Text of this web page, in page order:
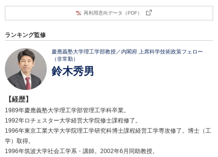
再利用意向データ（PDF）
ランキング監修
慶應義塾大学理工学部教授／内閣府 上席科学技術政策フェロー
（非常勤）
鈴木秀男
【経歴】
1989年慶應義塾大学理工学部管理工学科卒業。
1992年ロチェスター大学経営大学院修士課程修了。
1996年東京工業大学大学院理工学研究科博士課程経営工学専攻修了。博士（工
学）取得。
1996年筑波大学社会工学系・講師。2002年6月同助教授。